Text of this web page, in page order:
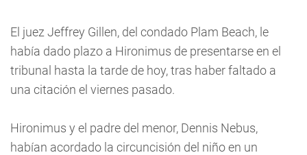
El juez Jeffrey Gillen, del condado Plam Beach, le
había dado plazo a Hironimus de presentarse en el
tribunal hasta la tarde de hoy, tras haber faltado a
una citación el viernes pasado.
Hironimus y el padre del menor, Dennis Nebus,
habían acordado la circuncisión del niño en un